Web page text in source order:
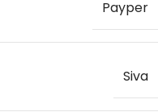
Payper
Siva